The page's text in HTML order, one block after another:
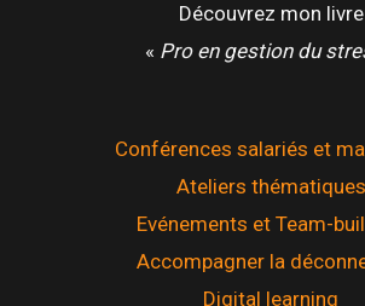
Découvrez mon livre
« Pro en gestion du
Conférences salariés et
Ateliers thématiques
Evénements et Team-
Accompagner la
Digital learning